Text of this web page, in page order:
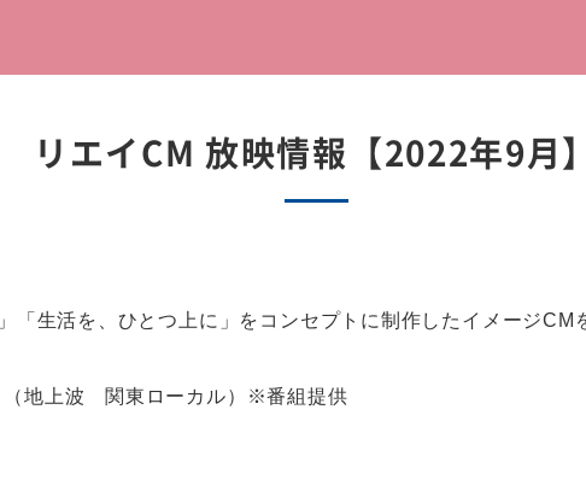
リエイCM 放映情報【2022年9月
「生活を、ひとつ上に」をコンセプトに制作したイメージCM
（地上波 関東ローカル）※番組提供